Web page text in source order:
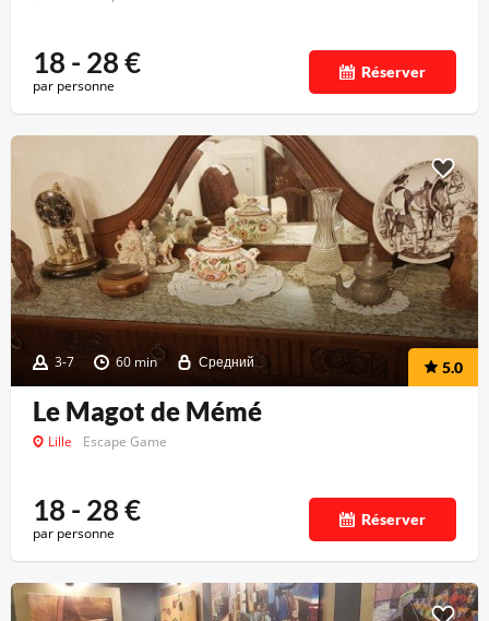
18 - 28€
par personne
Réserver
3-7 60 min Средний 5.0
Le Magot de Mémé
Lille Escape Game
18 - 28€
par personne
Réserver